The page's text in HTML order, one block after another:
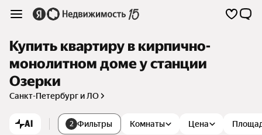
Купить квартиру в кирпично-
монолитном доме у станции
Озерки
Санкт-Петербург и ЛО
AI 2 Фильтры Комнаты Цена